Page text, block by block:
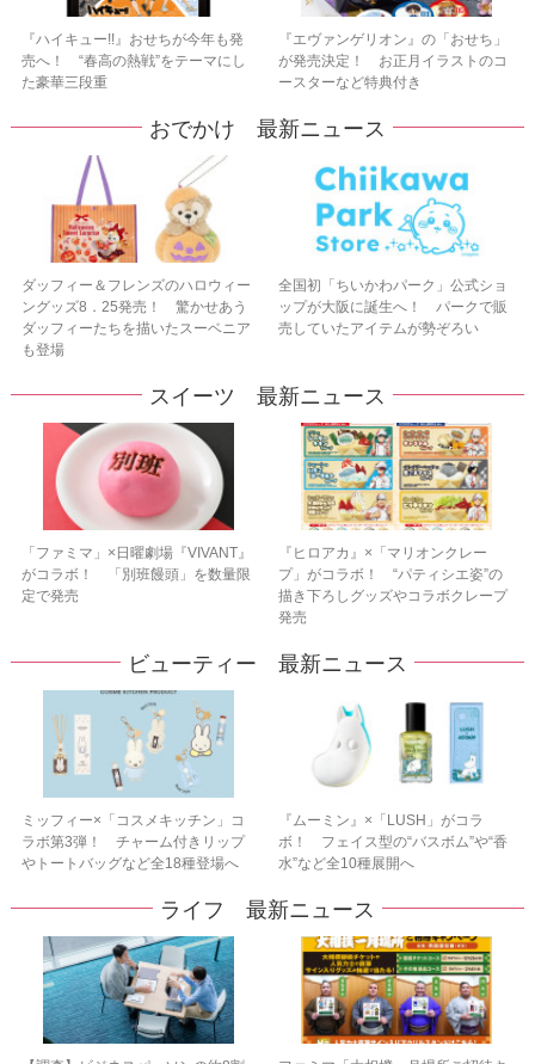
『ハイキュー!!』おせちが今年も発
売へ！ “春高の熱戦”をテーマにし
た豪華三段重
『エヴァンゲリオン』の「おせち」
が発売決定！ お正月イラストのコ
ースターなど特典付き
おでかけ 最新ニュース
ダッフィー＆フレンズのハロウィー
ングッズ8．25発売！ 驚かせあう
ダッフィーたちを描いたスーベニア
も登場
全国初「ちいかわパーク」公式ショ
ップが大阪に誕生へ！ パークで販
売していたアイテムが勢ぞろい
スイーツ 最新ニュース
「ファミマ」×日曜劇場『VIVANT』
がコラボ！ 「別班饅頭」を数量限
定で発売
『ヒロアカ』×「マリオンクレー
プ」がコラボ！ “パティシエ姿”の
描き下ろしグッズやコラボクレープ
発売
ビューティー 最新ニュース
ミッフィー×「コスメキッチン」コ
ラボ第3弾！ チャーム付きリップ
やトートバッグなど全18種登場へ
『ムーミン』×「LUSH」がコラ
ボ！ フェイス型の“バスボム”や“香
水”など全10種展開へ
ライフ 最新ニュース